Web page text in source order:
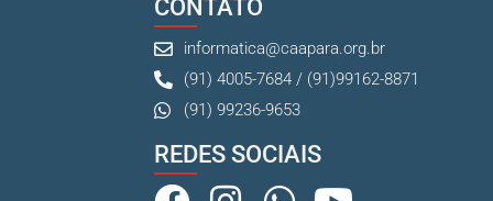
CONTATO
informatica@caapara.org.br
(91) 4005-7684 / (91)99162-8871
(91) 99236-9653
REDES SOCIAIS